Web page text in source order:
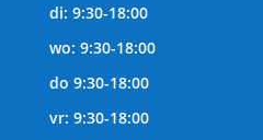
di: 9:30-18:00
wo: 9:30-18:00
do 9:30-18:00
vr: 9:30-18:00